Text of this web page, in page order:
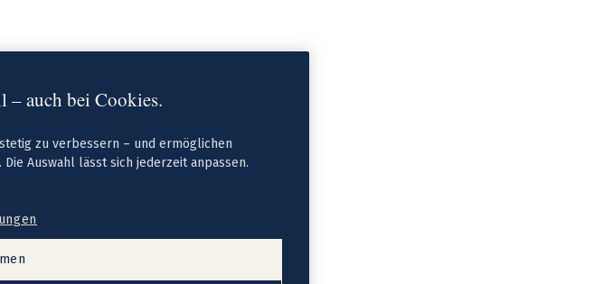
– auch bei Cookies.
zu verbessern – und ermöglichen
Auswahl lässt sich jederzeit anpassen.